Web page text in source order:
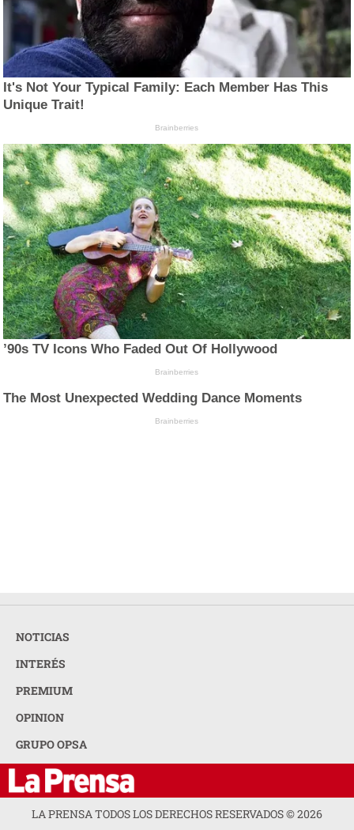
It's Not Your Typical Family: Each Member Has This
Unique Trait!
Brainberries
’90s TV Icons Who Faded Out Of Hollywood
Brainberries
The Most Unexpected Wedding Dance Moments
Brainberries
NOTICIAS
INTERÉS
PREMIUM
OPINION
GRUPO OPSA
LA PRENSA TODOS LOS DERECHOS RESERVADOS ©2026